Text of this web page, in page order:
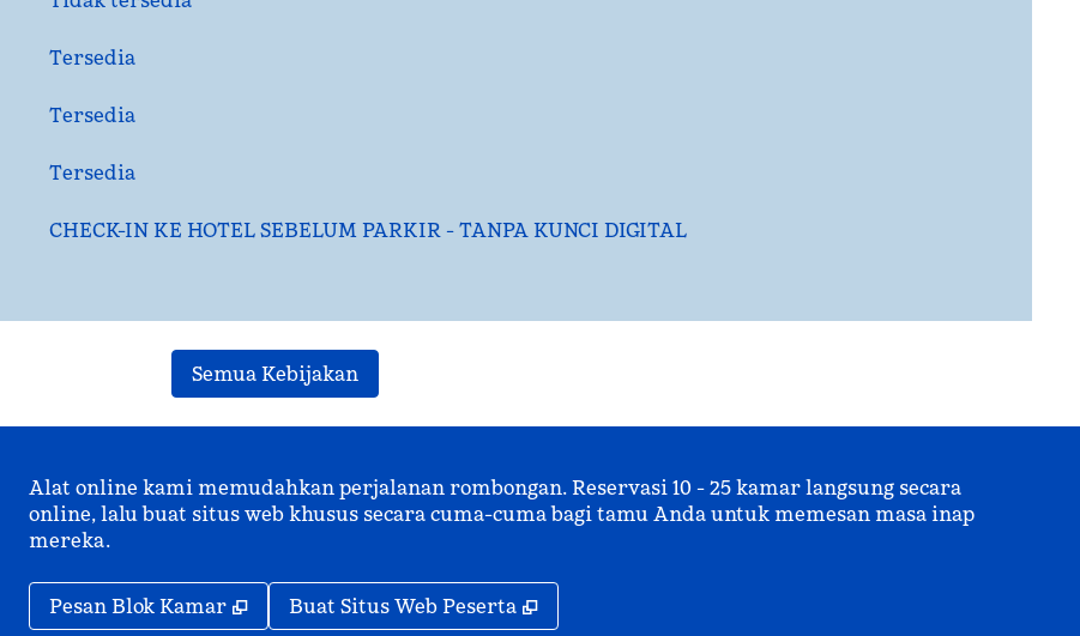
Tersedia
Tersedia
Tersedia
CHECK-IN KE HOTEL SEBELUM PARKIR - TANPA KUNCI DIGITAL
Semua Kebijakan
Alat online kami memudahkan perjalanan rombongan. Reservasi 10 - 25 kamar langsung secara
online, lalu buat situs web khusus secara cuma-cuma bagi tamu Anda untuk memesan masa inap
mereka.
Pesan Blok Kamar , Buka tab baru
Buat Situs Web Peserta ,